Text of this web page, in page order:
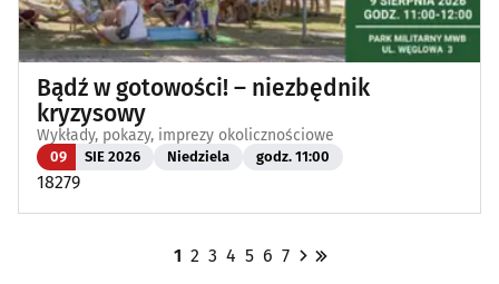
Bądź w gotowości! – niezbędnik
kryzysowy
Wykłady, pokazy, imprezy okolicznościowe
09 SIE 2026 Niedziela godz. 11:00
18279
1 2 3 4 5 6 7